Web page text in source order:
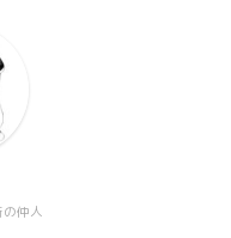
仲人